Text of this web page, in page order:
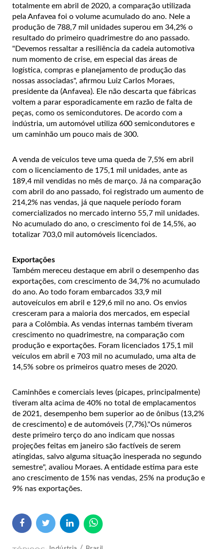
totalmente em abril de 2020, a comparação utilizada
pela Anfavea foi o volume acumulado do ano. Nele a
produção de 788,7 mil unidades superou em 34,2% o
resultado do primeiro quadrimestre do ano passado.
"Devemos ressaltar a resiliência da cadeia automotiva
num momento de crise, em especial das áreas de
logística, compras e planejamento de produção das
nossas associadas", afirmou Luiz Carlos Moraes,
presidente da (Anfavea). Ele não descarta que fábricas
voltem a parar esporadicamente em razão de falta de
peças, como os semicondutores. De acordo com a
indústria, um automóvel utiliza 600 semicondutores e
um caminhão um pouco mais de 300.
A venda de veículos teve uma queda de 7,5% em abril
com o licenciamento de 175,1 mil unidades, ante as
189,4 mil vendidas no mês de março. Já na comparação
com abril do ano passado, foi registrado um aumento de
214,2% nas vendas, já que naquele período foram
comercializados no mercado interno 55,7 mil unidades.
No acumulado do ano, o crescimento foi de 14,5%, ao
totalizar 703,0 mil automóveis licenciados.
Exportações
Também mereceu destaque em abril o desempenho das
exportações, com crescimento de 34,7% no acumulado
do ano. Ao todo foram embarcados 33,9 mil
autoveículos em abril e 129,6 mil no ano. Os envios
cresceram para a maioria dos mercados, em especial
para a Colômbia. As vendas internas também tiveram
crescimento no quadrimestre, na comparação com
produção e exportações. Foram licenciados 175,1 mil
veículos em abril e 703 mil no acumulado, uma alta de
14,5% sobre os primeiros quatro meses de 2020.
Caminhões e comerciais leves (picapes, principalmente)
tiveram alta acima de 40% no total de emplacamentos
de 2021, desempenho bem superior ao de ônibus (13,2%
de crescimento) e de automóveis (7,7%)."Os números
deste primeiro terço do ano indicam que nossas
projeções feitas em janeiro são factíveis de serem
atingidas, salvo alguma situação inesperada no segundo
semestre", avaliou Moraes. A entidade estima para este
ano crescimento de 15% nas vendas, 25% na produção e
9% nas exportações.